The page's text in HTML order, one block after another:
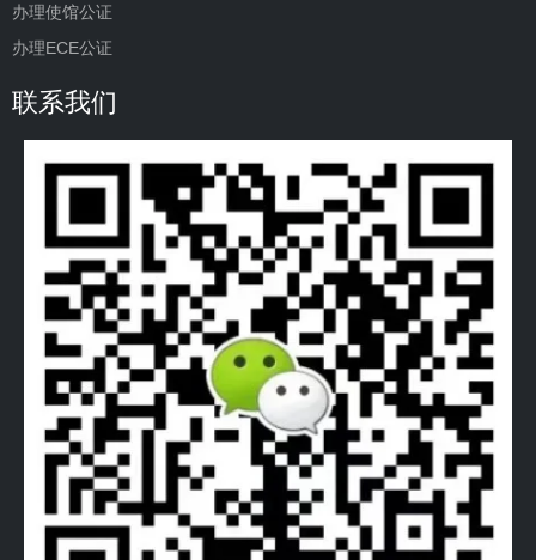
办理使馆公证
办理ECE公证
联系我们